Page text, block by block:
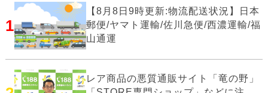
1
【8月8日9時更新:物流配送状況】日本
郵便/ヤマト運輸/佐川急便/西濃運輸/福
山通運
レア商品の悪質通販サイト「竜の野」